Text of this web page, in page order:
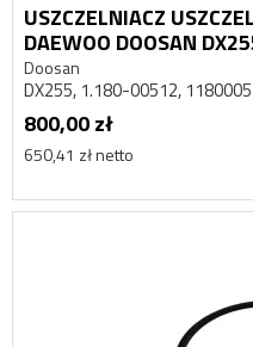
USZCZELNIACZ
DAEWOO DOOSAN
Doosan
DX255, 1.180-00512,
800,00 zł
650,41 zł netto